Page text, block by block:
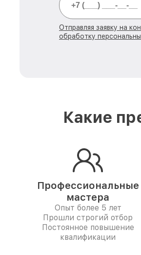
Отправляя заявку на
обработку
Какие
Профессиональные
мастера
Опыт более 5 лет
Прошли строгий отбор
Постоянное повышение
квалификации